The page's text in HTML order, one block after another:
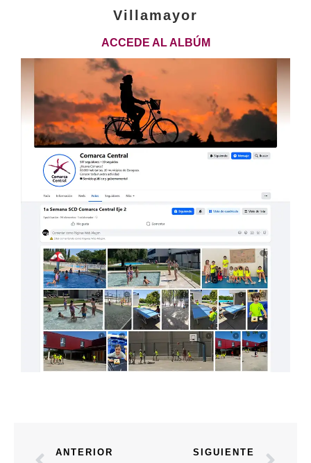
Villamayor
ACCEDE AL ALBÚM
ANTERIOR SIGUIENTE